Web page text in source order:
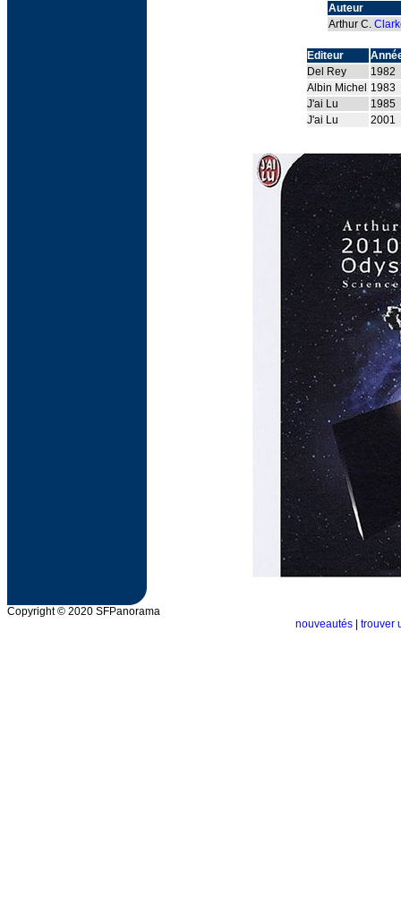
Auteur
Arthur C.
Editeur
Del Rey
1982
Albin Michel
1983
J'ai Lu
1985
J'ai Lu
2001
Copyright © 2020 SFPanorama
nouveautés |trouver